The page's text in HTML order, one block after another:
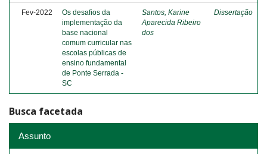
Fev-2022
Os desafios da
implementação da
base nacional
comum curricular nas
escolas públicas de
ensino fundamental
de Ponte Serrada -
SC
Santos, Karine
Aparecida Ribeiro
dos
Dissertação
Busca facetada
Assunto